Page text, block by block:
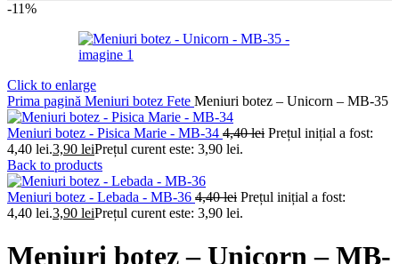
-11%
Click to enlarge
Prima pagină Meniuri botez Fete Meniuri botez – Unicorn – MB-35
Meniuri botez - Pisica Marie - MB-34 4,40lei Prețul inițial a fost:
4,40 lei.3,90 leiPrețul curent este: 3,90 lei.
Back to products
Meniuri botez - Lebada - MB-36 4,40lei Prețul inițial a fost:
4,40 lei.3,90 leiPrețul curent este: 3,90 lei.
Meniuri botez – Unicorn – MB-